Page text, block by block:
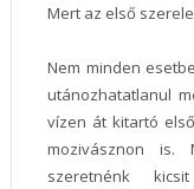
Mert az első
Nem minden
utánozhatatlanul
vízen át kitartó
mozivásznon is.
szeretnénk